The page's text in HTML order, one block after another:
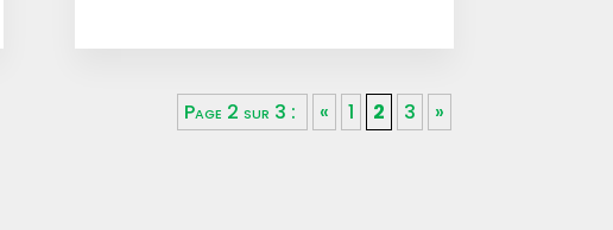
Page 2 sur 3 : « 1 2 3 »